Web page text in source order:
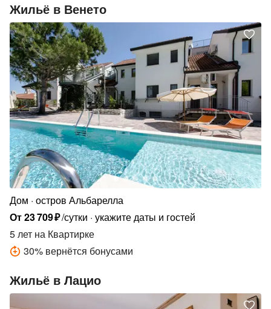
Жильё в Венето
Дом остров Альбарелла
От23709₽/сутки укажите даты и гостей
5 лет на Квартирке
30% вернётся бонусами
Жильё в Лацио